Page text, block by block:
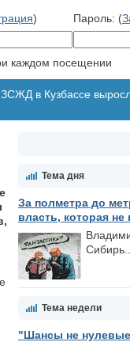
) Пароль: (
каждом посещении
ЗСЖД в Кузбассе
Тема дня
За полметра до
власть, которая не
Сибирь...
Тема недели
"Шансы не